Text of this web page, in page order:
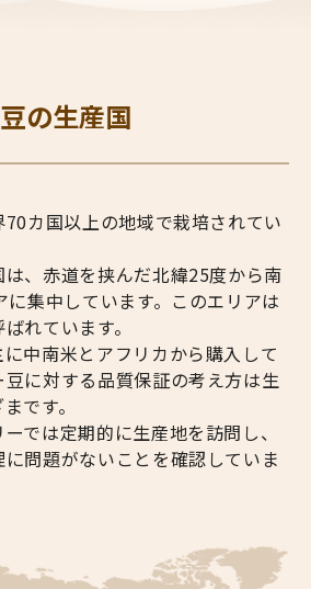
の生産国
カ国以上の地域で栽培されてい
、赤道を挟んだ北緯25度から南
集中しています。このエリアは
れています。
中南米とアフリカから購入して
に対する品質保証の考え方は生
です。
では定期的に生産地を訪問し、
問題がないことを確認していま